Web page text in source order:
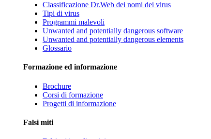
Classificazione Dr.Web dei nomi dei virus
Tipi di virus
Programmi malevoli
Unwanted and potentially dangerous software
Unwanted and potentially dangerous elements
Glossario
Formazione ed informazione
Brochure
Corsi di formazione
Progetti di informazione
Falsi miti